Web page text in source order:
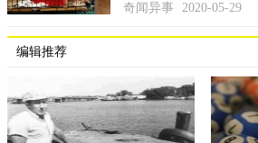
奇闻异事 2020-05-29
编辑推荐